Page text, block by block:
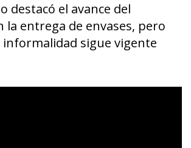
destacó el avance del
la entrega de envases, pero
informalidad sigue vigente